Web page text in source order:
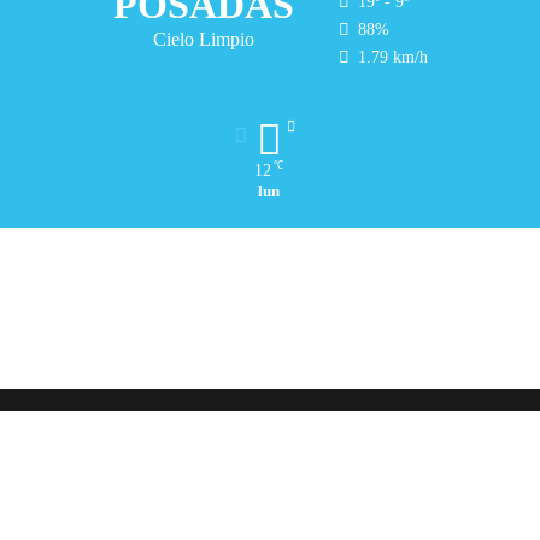
Cielo Limpio
88%
1.79 km/h
12 ℃
lun